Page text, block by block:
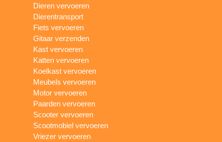
Dieren vervoeren
Dierentransport
Fiets vervoeren
Gitaar verzenden
Kast vervoeren
Katten vervoeren
Koelkast vervoeren
Meubels vervoeren
Motor vervoeren
Paarden vervoeren
Scooter vervoeren
Scootmobiel vervoeren
Vriezer vervoeren